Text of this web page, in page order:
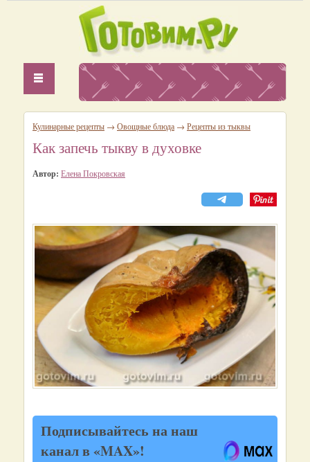
Кулинарные рецепты → Овощные блюда → Рецепты из тыквы
Как запечь тыкву в духовке
Автор: Елена Покровская
Подписывайтесь на наш
канал в «MAX»!